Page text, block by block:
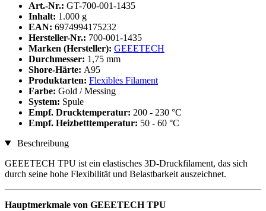
Art.-Nr.: GT-700-001-1435
Inhalt: 1.000 g
EAN: 6974994175232
Hersteller-Nr.: 700-001-1435
Marken (Hersteller): GEEETECH
Durchmesser: 1,75 mm
Shore-Härte: A95
Produktarten: Flexibles Filament
Farbe: Gold / Messing
System: Spule
Empf. Drucktemperatur: 200 - 230 °C
Empf. Heizbetttemperatur: 50 - 60 °C
Beschreibung
GEEETECH TPU ist ein elastisches 3D-Druckfilament, das sich
durch seine hohe Flexibilität und Belastbarkeit auszeichnet.
Hauptmerkmale von GEEETECH TPU